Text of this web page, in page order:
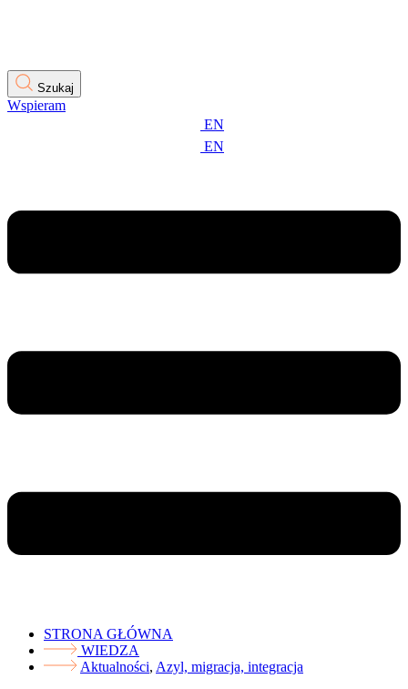
Szukaj
Wspieram
EN
EN
STRONA GŁÓWNA
WIEDZA
Aktualności, Azyl, migracja, integracja